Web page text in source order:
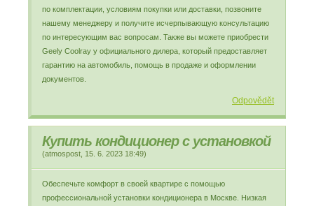
по комплектации, условиям покупки или доставки, позвоните
нашему менеджеру и получите исчерпывающую консультацию
по интересующим вас вопросам. Также вы можете приобрести
Geely Coolray у официального дилера, который предоставляет
гарантию на автомобиль, помощь в продаже и оформлении
документов.
Odpovědět
Купить кондиционер с установкой
(atmospost 15. 6. 2023 18:49)
Обеспечьте комфорт в своей квартире с помощью
профессиональной установки кондиционера в Москве. Низкая